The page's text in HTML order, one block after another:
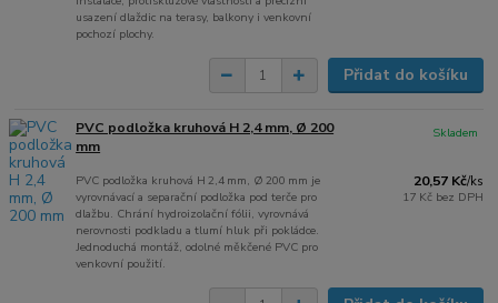
usazení dlaždic na terasy, balkony i venkovní
pochozí plochy.
Přidat do košíku
PVC podložka kruhová H 2,4 mm, Ø 200
mm
PVC podložka kruhová H 2,4 mm, Ø 200 mm je
vyrovnávací a separační podložka pod terče pro
dlažbu. Chrání hydroizolační fólii, vyrovnává
nerovnosti podkladu a tlumí hluk při pokládce.
Jednoduchá montáž, odolné měkčené PVC pro
venkovní použití.
20,57 Kč/ks
17 Kč bez DPH
Skladem